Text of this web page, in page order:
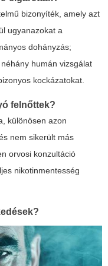
bizonyíték, amely azt
ugyanazokat a
dohányzás;
humán vizsgálat
kockázatokat.
felnőttek?
különösen azon
nem sikerült más
orvosi konzultáció
nikotinmentesség